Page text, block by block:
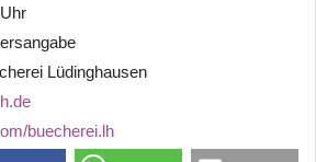
Lüdinghausen
buecherei.lh